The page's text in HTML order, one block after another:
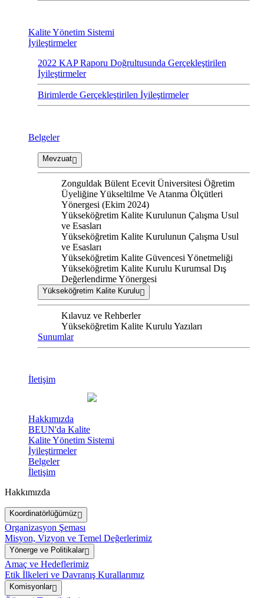
Kalite Yönetim Sistemi
İyileştirmeler
2022 KAP Raporu Doğrultusunda Gerçekleştirilen
İyileştirmeler
Birimlerde Gerçekleştirilen İyileştirmeler
Belgeler
Mevzuat
Zonguldak Bülent Ecevit Üniversitesi Öğretim
Üyeliğine Yükseltilme Ve Atanma Ölçütleri
Yönergesi (Ekim 2024)
Yükseköğretim Kalite Kurulunun Çalışma Usul
ve Esasları
Yükseköğretim Kalite Kurulunun Çalışma Usul
ve Esasları
Yükseköğretim Kalite Güvencesi Yönetmeliği
Yükseköğretim Kalite Kurulu Kurumsal Dış
Değerlendirme Yönergesi
Yükseköğretim Kalite Kurulu
Kılavuz ve Rehberler
Yükseköğretim Kalite Kurulu Yazıları
Sunumlar
İletişim
Hakkımızda
BEUN'da Kalite
Kalite Yönetim Sistemi
İyileştirmeler
Belgeler
İletişim
Hakkımızda
Koordinatörlüğümüz
Organizasyon Şeması
Misyon, Vizyon ve Temel Değerlerimiz
Yönerge ve Politikalar
Amaç ve Hedeflerimiz
Etik İlkeleri ve Davranış Kurallarımız
Komisyonlar